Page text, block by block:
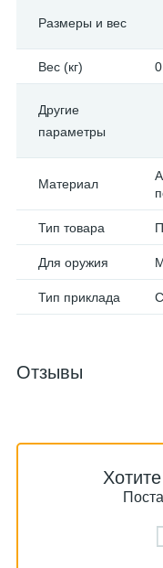
Размеры и вес
Вес (кг)
Другие
параметры
Материал
Тип товара
Для оружия
Тип приклада
Отзывы